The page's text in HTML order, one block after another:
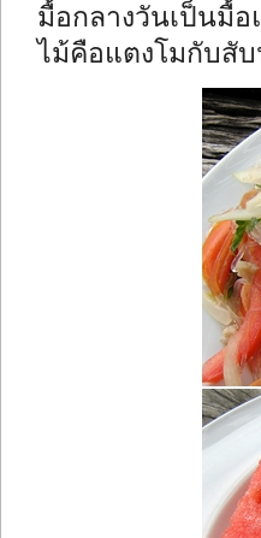
มื้อกลางวันเป็นมื้
ไม้คือแตงโมกับสับ